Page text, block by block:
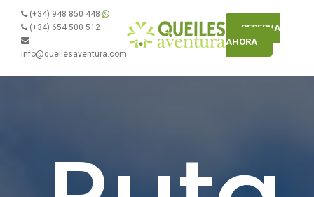
(+34) 948 850 448
(+34) 654 500 512
info@queilesaventura.com
RESERVA
AHORA